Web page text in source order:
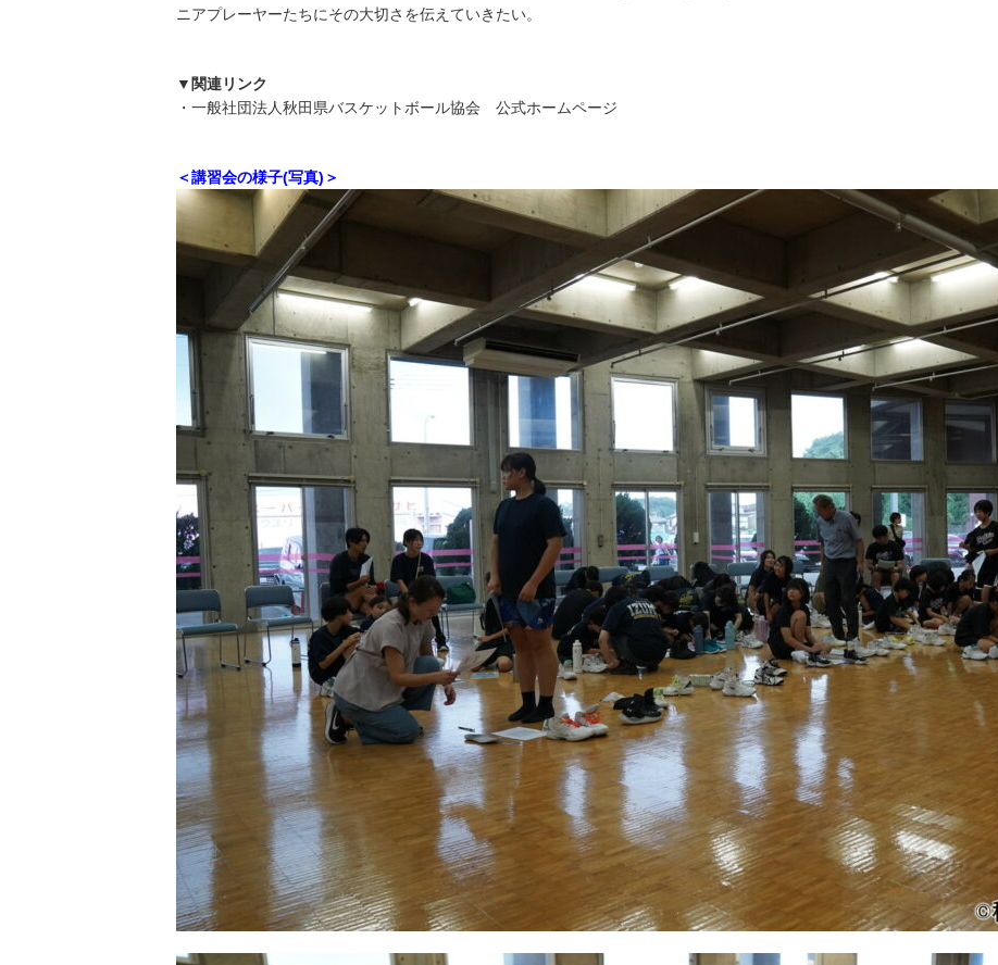
ニアプレーヤーたちにその大切さを伝えていきたい。
▼関連リンク
・一般社団法人秋田県バスケットボール協会 公式ホームページ
＜講習会の様子(写真)＞